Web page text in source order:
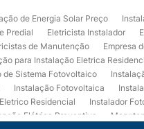
de Energia Solar Preço
Predial Eletricista Instalador
de Manutenção Empresa
para Instalação Eletrica
de Sistema Fotovoltaico
Instalação Fotovoltaica
Residencial Instalador
Elétrica Preventiva